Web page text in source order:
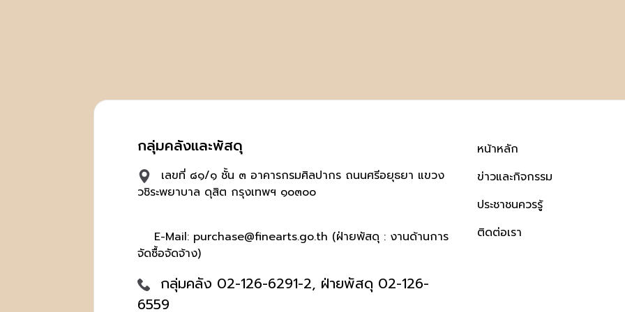
กลุ่มคลังและพัสดุ
เลขที่ ๘๑/๑ ชั้น ๓ อาคารกรมศิลปากร ถนนศรีอยุธยา แขวง
วชิระพยาบาล ดุสิต กรุงเทพฯ ๑๐๓๐๐
E-Mail: purchase@finearts.go.th (ฝ่ายพัสดุ : งานด้านการ
จัดซื้อจัดจ้าง)
กลุ่มคลัง 02-126-6291-2, ฝ่ายพัสดุ 02-126-
6559
หน้าหลัก
ข่าวและกิจกรรม
ประชาชนควรรู้
ติดต่อเรา